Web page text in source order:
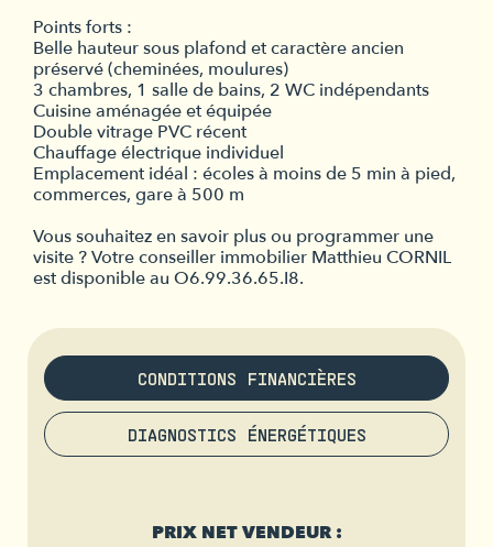
Points forts :
Belle hauteur sous plafond et caractère ancien
préservé (cheminées, moulures)
3 chambres, 1 salle de bains, 2 WC indépendants
Cuisine aménagée et équipée
Double vitrage PVC récent
Chauffage électrique individuel
Emplacement idéal : écoles à moins de 5 min à pied,
commerces, gare à 500 m
Vous souhaitez en savoir plus ou programmer une
visite ? Votre conseiller immobilier Matthieu CORNIL
est disponible au O6.99.36.65.I8.
CONDITIONS FINANCIÈRES
DIAGNOSTICS ÉNERGÉTIQUES
PRIX NET VENDEUR :